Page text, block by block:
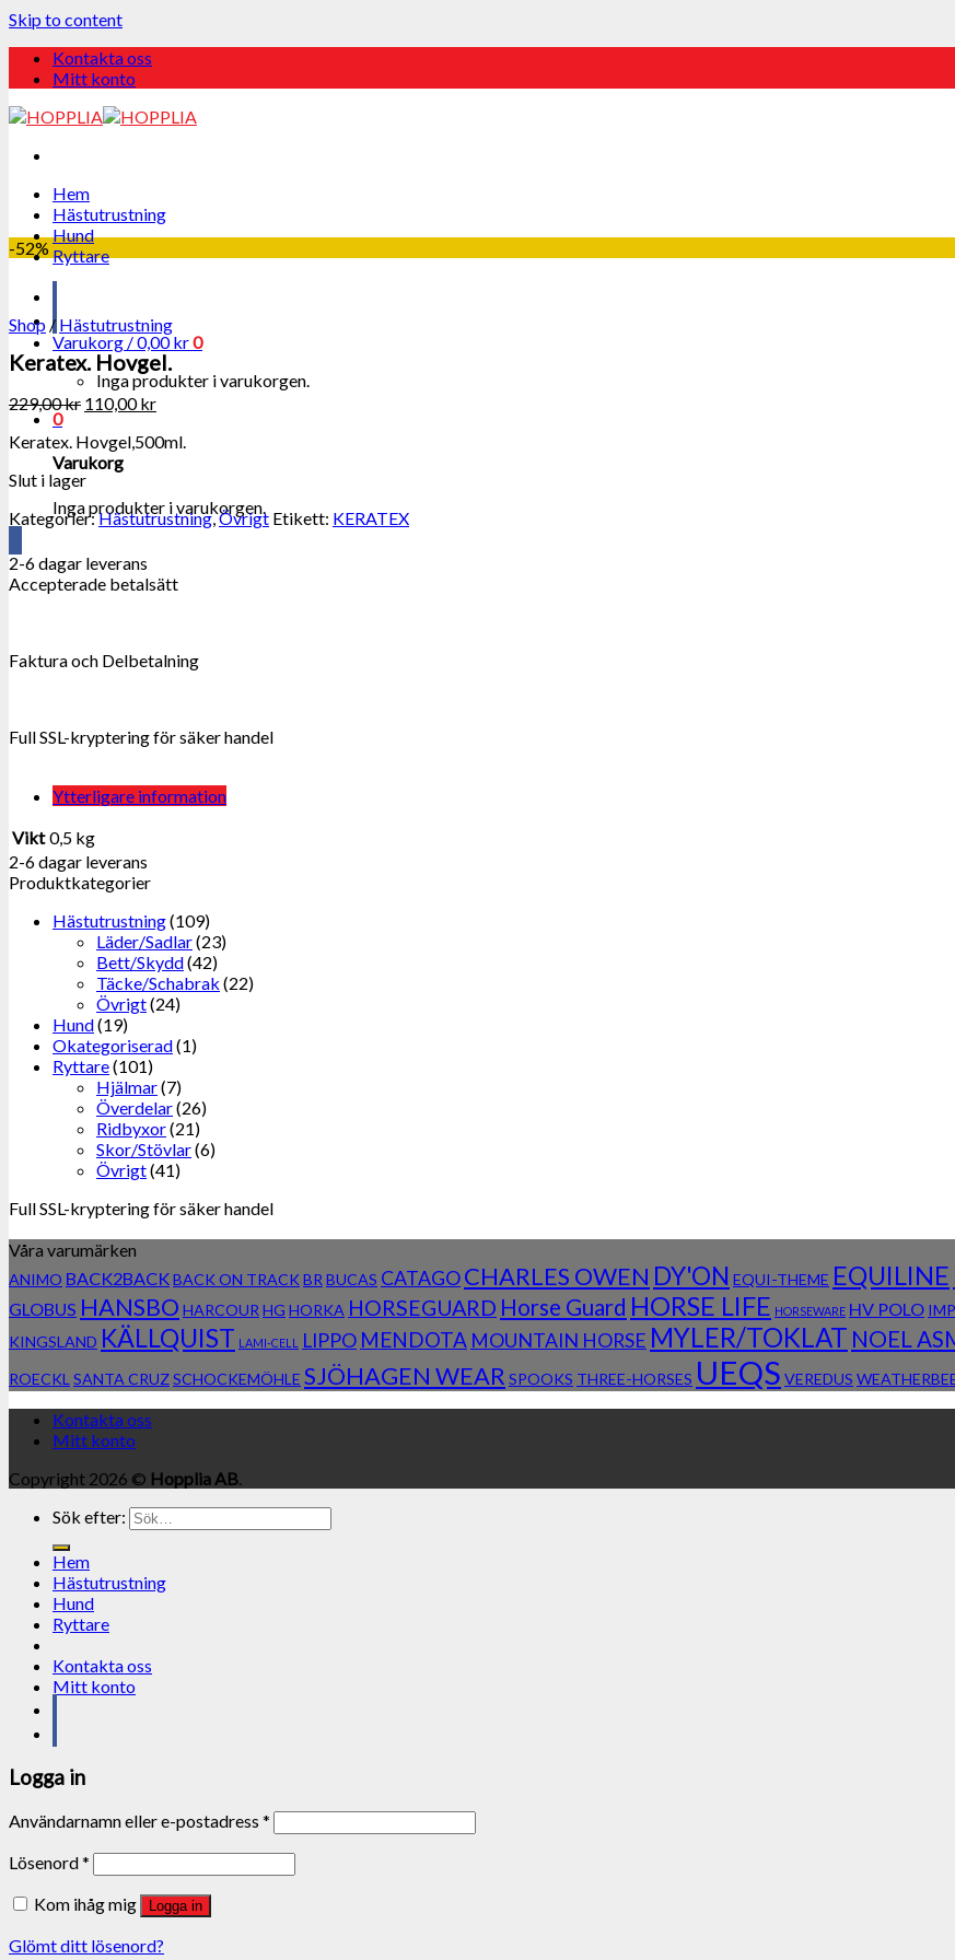
Skip to content
Kontakta oss
Mitt konto
Hem
Hästutrustning
Hund
Ryttare
Varukorg /0,00kr0
Inga produkter i varukorgen.
0
Varukorg
Inga produkter i varukorgen.
-52%
Shop / Hästutrustning
Keratex. Hovgel.
229,00kr 110,00kr
Keratex. Hovgel,500ml.
Slut i lager
Kategorier:Hästutrustning,Övrigt Etikett: KERATEX
2-6 dagar leverans
Accepterade betalsätt
Faktura och Delbetalning
Full SSL-kryptering för säker handel
Ytterligare information
Vikt 0,5 kg
2-6 dagar leverans
Produktkategorier
Hästutrustning(109)
Läder/Sadlar(23)
Bett/Skydd(42)
Täcke/Schabrak (22)
Övrigt(24)
Hund(19)
Okategoriserad(1)
Ryttare(101)
Hjälmar(7)
Överdelar(26)
Ridbyxor(21)
Skor/Stövlar(6)
Övrigt(41)
Full SSL-kryptering för säker handel
Våra varumärken
ANIMO BACK2BACKBACK ON TRACK BR BUCAS CATAGOCHARLES OWEN DY'ON EQUI-THEME EQUILINE
GLOBUS HANSBO HARCOUR HG HORKA HORSEGUARD Horse Guard HORSE LIFE HORSEWARE HV POLO
KINGSLAND KÄLLQUIST LAMI-CELL LIPPO MENDOTA MOUNTAIN HORSE MYLER/TOKLAT NOEL
ROECKL SANTA CRUZSCHOCKEMÖHLE SJÖHAGEN WEAR SPOOKS THREE-HORSES UEQS VEREDUS
Kontakta oss
Mitt konto
Copyright 2026 © Hopplia AB.
Sök efter:
Hem
Hästutrustning
Hund
Ryttare
Kontakta oss
Mitt konto
Logga in
Användarnamn eller e-postadress *
Lösenord*
Kom ihåg mig
Logga in
Glömt ditt lösenord?